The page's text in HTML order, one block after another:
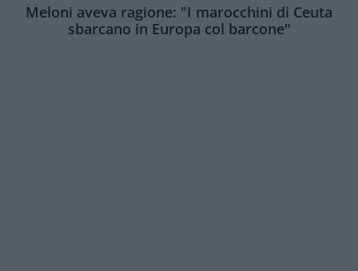
Meloni aveva ragione: "I marocchini di Ceuta
sbarcano in Europa col barcone"